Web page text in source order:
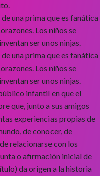
una prima que es fanática
Los niños se
ser unos ninjas.
una prima que es fanática
Los niños se
ser unos ninjas.
infantil en que el
que, junto a sus amigos
experiencias propias de
de conocer, de
relacionarse con los
o afirmación inicial de
da origen a la historia